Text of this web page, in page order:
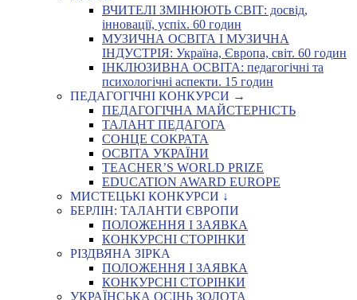
ВЧИТЕЛІ ЗМІНЮЮТЬ СВІТ: досвід,
інновації, успіх. 60 годин
МУЗИЧНА ОСВІТА І МУЗИЧНА
ІНДУСТРІЯ: Україна, Європа, світ. 60 годин
ІНКЛЮЗИВНА ОСВІТА: педагогічні та
психологічні аспекти. 15 годин
ПЕДАГОГІЧНІ КОНКУРСИ →
ПЕДАГОГІЧНА МАЙСТЕРНІСТЬ
ТАЛАНТ ПЕДАГОГА
СОНЦЕ СОКРАТА
ОСВІТА УКРАЇНИ
TEACHER’S WORLD PRIZE
EDUCATION AWARD EUROPE
МИСТЕЦЬКІ КОНКУРСИ ↓
БЕРЛІН: ТАЛАНТИ ЄВРОПИ
ПОЛОЖЕННЯ І ЗАЯВКА
КОНКУРСНІ СТОРІНКИ
РІЗДВЯНА ЗІРКА
ПОЛОЖЕННЯ І ЗАЯВКА
КОНКУРСНІ СТОРІНКИ
УКРАЇНСЬКА ОСІНЬ ЗОЛОТА